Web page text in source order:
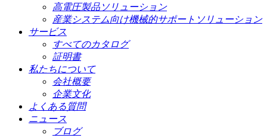
高電圧製品ソリューション
産業システム向け機械的サポートソリューション
サービス
すべてのカタログ
証明書
私たちについて
会社概要
企業文化
よくある質問
ニュース
ブログ